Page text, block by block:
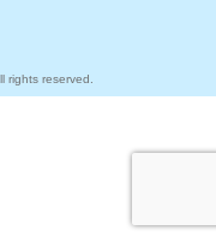
rights reserved.